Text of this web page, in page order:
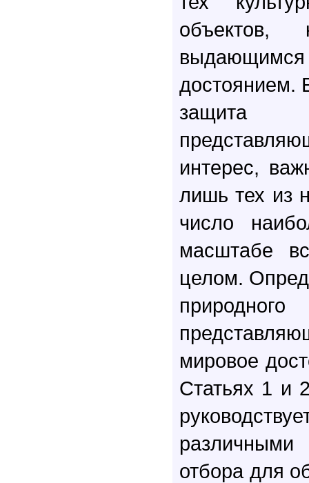
объектов,
достоянием.
защита
интерес,
лишь тех из
число
масштабе
целом.
мировое
Статьях 1 и
различными
отбора для